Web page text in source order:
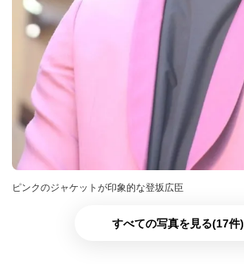
ピンクのジャケットが印象的な登坂広臣
すべての写真を見る(17件)